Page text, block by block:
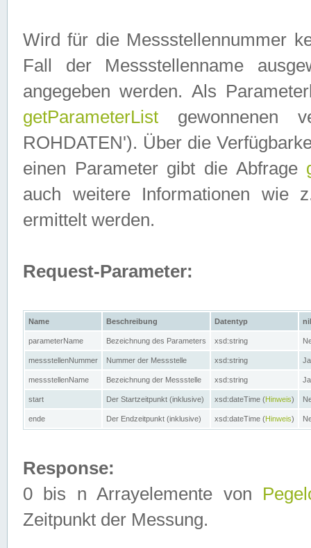
Wird für die Messstellennummer
Fall der Messstellenname
angegeben werden. Als
getParameterList gewonnenen
ROHDATEN'). Über die
einen Parameter gibt die Abfrage
auch weitere Informationen wie
ermittelt werden.
Request-Parameter:
Name Beschreibung Datentyp nil
parameterName Bezeichnung des Parameters xsd:string
messstellenNummer Nummer der Messstelle xsd:string Ja
messstellenName Bezeichnung der Messstelle xsd:string Ja
start Der Startzeitpunkt (inklusive) xsd:dateTime (Hinweis)
ende Der Endzeitpunkt (inklusive) xsd:dateTime (Hinweis)
Response:
0 bis n Arrayelemente von
Zeitpunkt der Messung.